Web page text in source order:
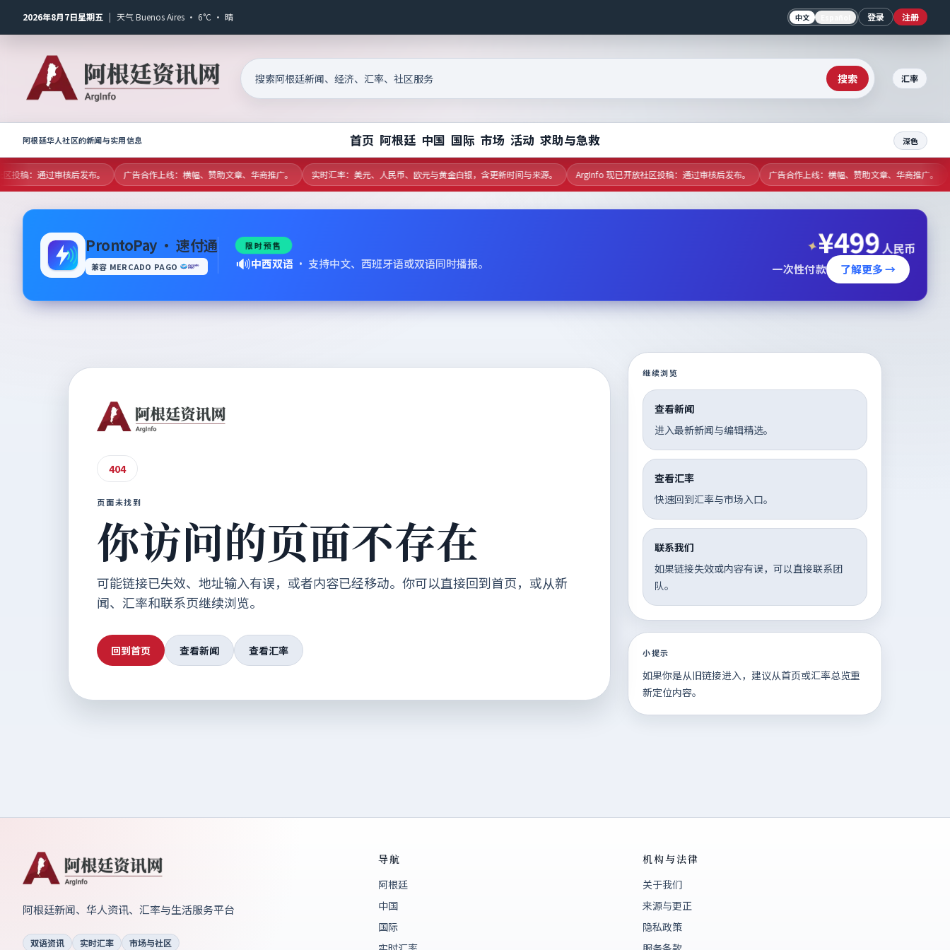
2026年8月7日星期五 | 天气 Buenos Aires · 6°C · 晴 中文 登录 注册
搜索 汇率
阿根廷华人社区的新闻与实用信息 首页 阿根廷 中国 国际 市场 活动 求助与急救 深色
稿：通过审核后发布。 广告合作上线：横幅、赞助文章、华商推广。 实时汇率：美元、人民币、欧元与黄金白银，含更新时间与来源。 ArgInfo 现已开放社区投稿：通过审核后发布。 广告合作上线：横幅、赞助文章、华商推广。
ProntoPay · 速付通
兼容 MERCADO PAGO
限时预售
🔊中西双语 · 支持中文、西班牙语或双语同时播报。
✦¥499人民币
一次性付款 了解更多 →
404
页面未找到
你访问的页面不存在
可能链接已失效、地址输入有误，或者内容已经移动。你可以直接回到首页，或从新
闻、汇率和联系页继续浏览。
回到首页 查看新闻 查看汇率
继续浏览
查看新闻
进入最新新闻与编辑精选。
查看汇率
快速回到汇率与市场入口。
联系我们
如果链接失效或内容有误，可以直接联系团
队。
小提示
如果你是从旧链接进入，建议从首页或汇率总览重
新定位内容。
阿根廷新闻、华人资讯、汇率与生活服务平台
双语资讯 实时汇率 市场与社区
导航
阿根廷
中国
国际
机构与法律
关于我们
来源与更正
隐私政策